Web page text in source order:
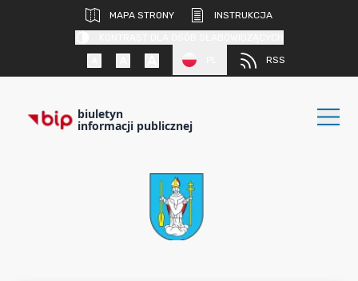
MAPA STRONY
INSTRUKCJA
RSS
biuletyn
informacji publicznej